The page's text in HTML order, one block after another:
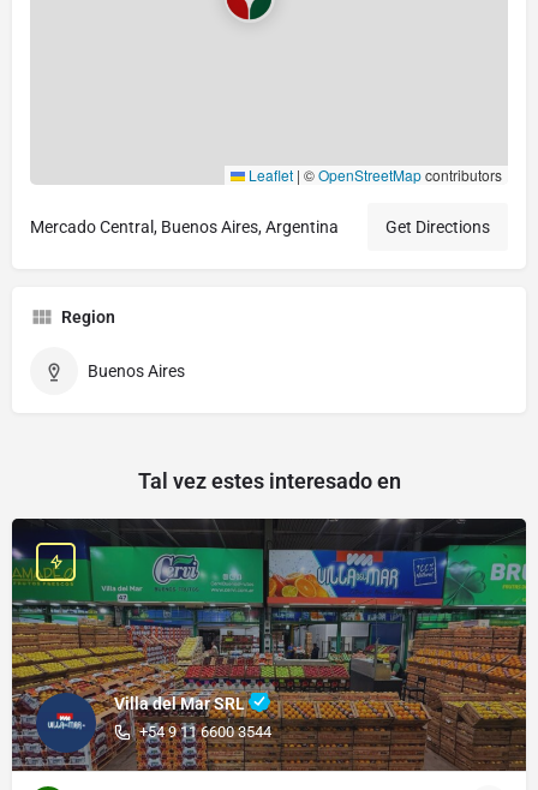
Leaflet | ©OpenStreetMapcontributors
Mercado Central, Buenos Aires, Argentina Get Directions
Region
Buenos Aires
Tal vez estes interesado en
Villa del Mar SRL
+54 9 11 6600 3544